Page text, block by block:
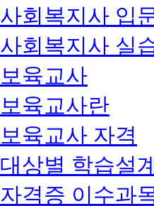
사회복지사 입
사회복지사 실
보육교사
보육교사란
보육교사 자격
대상별 학습설
자격증 이수과